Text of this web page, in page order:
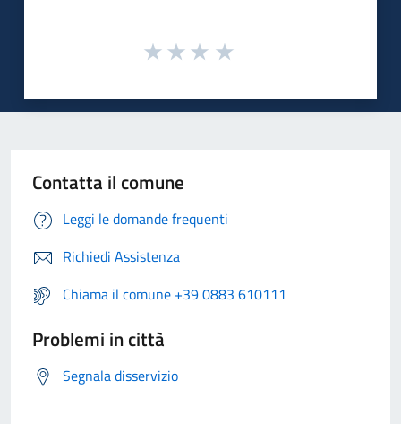
Contatta il comune
Leggi le domande frequenti
Richiedi Assistenza
Chiama il comune +39 0883 610111
Problemi in città
Segnala disservizio